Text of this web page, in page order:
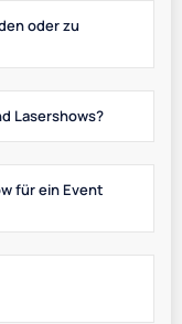
oder zu
Lasershows?
für ein Event